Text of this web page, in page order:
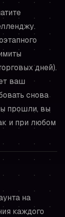
дней).
ваш
снова
прошли, вы
и при любом
на
каждого